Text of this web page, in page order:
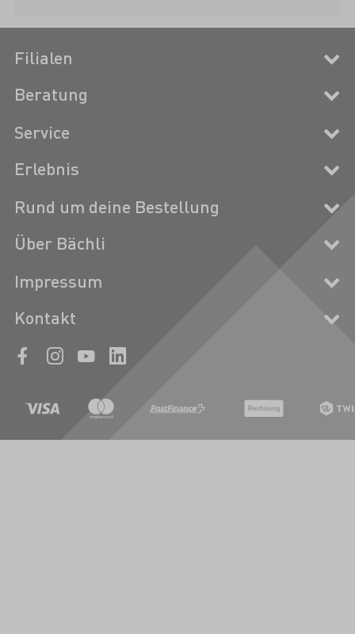
Filialen
Beratung
Service
Erlebnis
Rund um deine Bestellung
Über Bächli
Impressum
Kontakt